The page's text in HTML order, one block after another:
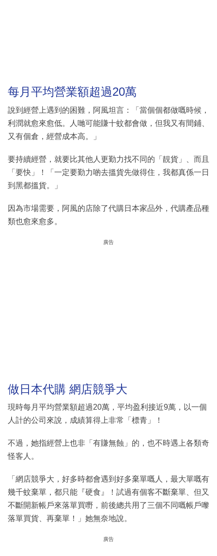
每月平均營業額超過20萬
說到經營上遇到的困難，阿風坦言：「當個個都做嘅時候，
利潤就愈來愈低。人哋可能賺十蚊都會做，但我又有間鋪、
又有個倉，經營成本高。」
要持續經營，就要比其他人更勤力找不同的「靚貨」、而且
「要快」！「一定要勤力啲去搵貨先做得住，我都真係一日
到黑都搵貨。」
因為市場需要，阿風的店除了代購日本家品外，代購產品種
類也愈來愈多。
廣告
做日本代購 網店競爭大
現時每月平均營業額超過20萬，平均盈利接近9萬，以一個
人計的公司來說，成績算得上非常「標青」！
不過，她指經營上也非「有賺無蝕」的，也不時遇上各類奇
怪客人。
「網店競爭大，好多時都會遇到好多棄單嘅人，最大單嘅有
幾千蚊棄單，都只能『硬食』！試過有個客不斷棄單、但又
不斷開新帳戶來落單買嘢，前後總共用了三個不同嘅帳戶嚟
落單買貨、再棄單！」她無奈地說。
廣告